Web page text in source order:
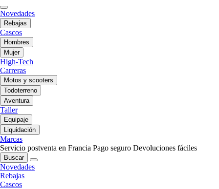
Novedades
Rebajas
Cascos
Hombres
Mujer
High-Tech
Carreras
Motos y scooters
Todoterreno
Aventura
Taller
Equipaje
Liquidación
Marcas
Servicio postventa en Francia Pago seguro Devoluciones fáciles
Buscar
Novedades
Rebajas
Cascos